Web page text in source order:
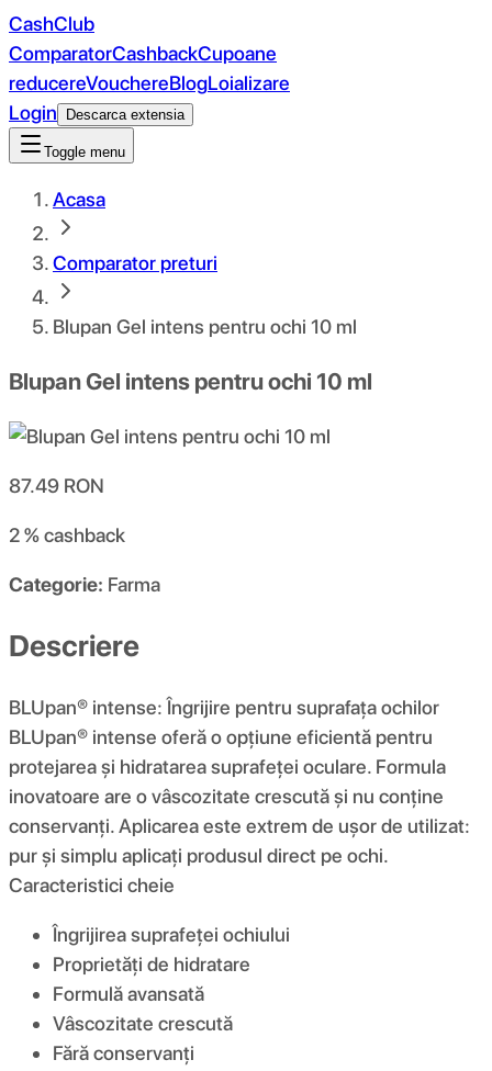
CashClub
ComparatorCashbackCupoane
reducereVouchereBlogLoializare
Login
Descarca extensia
Toggle menu
Acasa
Comparator preturi
Blupan Gel intens pentru ochi 10 ml
Blupan Gel intens pentru ochi 10 ml
87.49 RON
2 %cashback
Categorie: Farma
Descriere
BLUpan® intense: Îngrijire pentru suprafața ochilor
BLUpan® intense oferă o opțiune eficientă pentru
protejarea și hidratarea suprafeței oculare. Formula
inovatoare are o vâscozitate crescută și nu conține
conservanți. Aplicarea este extrem de ușor de utilizat:
pur și simplu aplicați produsul direct pe ochi.
Caracteristici cheie
Îngrijirea suprafeței ochiului
Proprietăți de hidratare
Formulă avansată
Vâscozitate crescută
Fără conservanți